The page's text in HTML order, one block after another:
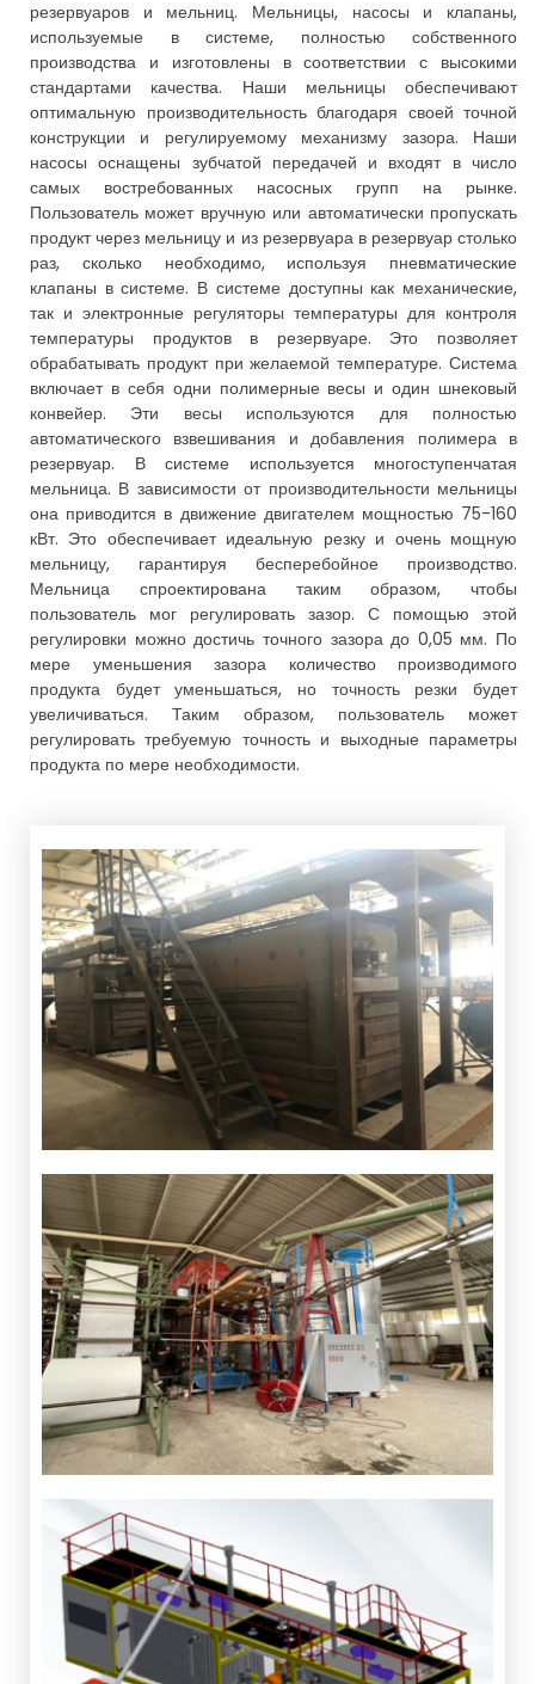
резервуаров и мельниц. Мельницы, насосы и клапаны,
используемые в системе, полностью собственного
производства и изготовлены в соответствии с высокими
стандартами качества. Наши мельницы обеспечивают
оптимальную производительность благодаря своей точной
конструкции и регулируемому механизму зазора. Наши
насосы оснащены зубчатой ​​передачей и входят в число
самых востребованных насосных групп на рынке.
Пользователь может вручную или автоматически пропускать
продукт через мельницу и из резервуара в резервуар столько
раз, сколько необходимо, используя пневматические
клапаны в системе. В системе доступны как механические,
так и электронные регуляторы температуры для контроля
температуры продуктов в резервуаре. Это позволяет
обрабатывать продукт при желаемой температуре. Система
включает в себя одни полимерные весы и один шнековый
конвейер. Эти весы используются для полностью
автоматического взвешивания и добавления полимера в
резервуар. В системе используется многоступенчатая
мельница. В зависимости от производительности мельницы
она приводится в движение двигателем мощностью 75-160
кВт. Это обеспечивает идеальную резку и очень мощную
мельницу, гарантируя бесперебойное производство.
Мельница спроектирована таким образом, чтобы
пользователь мог регулировать зазор. С помощью этой
регулировки можно достичь точного зазора до 0,05 мм. По
мере уменьшения зазора количество производимого
продукта будет уменьшаться, но точность резки будет
увеличиваться. Таким образом, пользователь может
регулировать требуемую точность и выходные параметры
продукта по мере необходимости.